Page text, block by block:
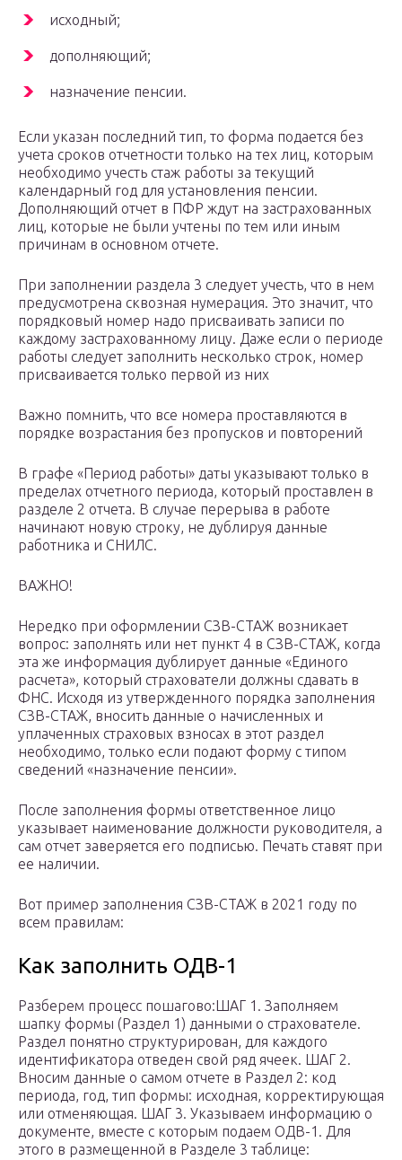
исходный;
дополняющий;
назначение пенсии.
Если указан последний тип, то форма подается без
учета сроков отчетности только на тех лиц, которым
необходимо учесть стаж работы за текущий
календарный год для установления пенсии.
Дополняющий отчет в ПФР ждут на застрахованных
лиц, которые не были учтены по тем или иным
причинам в основном отчете.
При заполнении раздела 3 следует учесть, что в нем
предусмотрена сквозная нумерация. Это значит, что
порядковый номер надо присваивать записи по
каждому застрахованному лицу. Даже если о периоде
работы следует заполнить несколько строк, номер
присваивается только первой из них
Важно помнить, что все номера проставляются в
порядке возрастания без пропусков и повторений
В графе «Период работы» даты указывают только в
пределах отчетного периода, который проставлен в
разделе 2 отчета. В случае перерыва в работе
начинают новую строку, не дублируя данные
работника и СНИЛС.
ВАЖНО!
Нередко при оформлении СЗВ-СТАЖ возникает
вопрос: заполнять или нет пункт 4 в СЗВ-СТАЖ, когда
эта же информация дублирует данные «Единого
расчета», который страхователи должны сдавать в
ФНС. Исходя из утвержденного порядка заполнения
СЗВ-СТАЖ, вносить данные о начисленных и
уплаченных страховых взносах в этот раздел
необходимо, только если подают форму с типом
сведений «назначение пенсии».
После заполнения формы ответственное лицо
указывает наименование должности руководителя, а
сам отчет заверяется его подписью. Печать ставят при
ее наличии.
Вот пример заполнения СЗВ-СТАЖ в 2021 году по
всем правилам:
Как заполнить ОДВ-1
Разберем процесс пошагово:ШАГ 1. Заполняем
шапку формы (Раздел 1) данными о страхователе.
Раздел понятно структурирован, для каждого
идентификатора отведен свой ряд ячеек. ШАГ 2.
Вносим данные о самом отчете в Раздел 2: код
периода, год, тип формы: исходная, корректирующая
или отменяющая. ШАГ 3. Указываем информацию о
документе, вместе с которым подаем ОДВ-1. Для
этого в размещенной в Разделе 3 таблице: